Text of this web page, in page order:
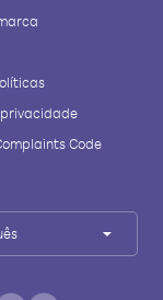
Code